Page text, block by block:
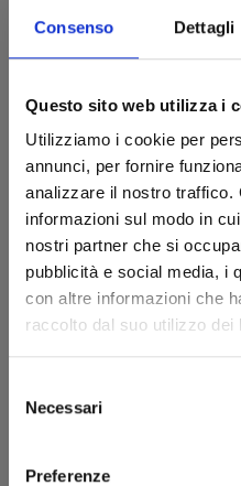
Consenso Dettagli
Questo sito web utilizza i
Utilizziamo i cookie per
annunci, per fornire
analizzare il nostro traffico.
informazioni sul modo in
nostri partner che si
pubblicità e social media, i
con altre informazioni che
raccolto dal suo utilizzo dei
delNecessari
Preferenze
RAVE - THE GROOVE